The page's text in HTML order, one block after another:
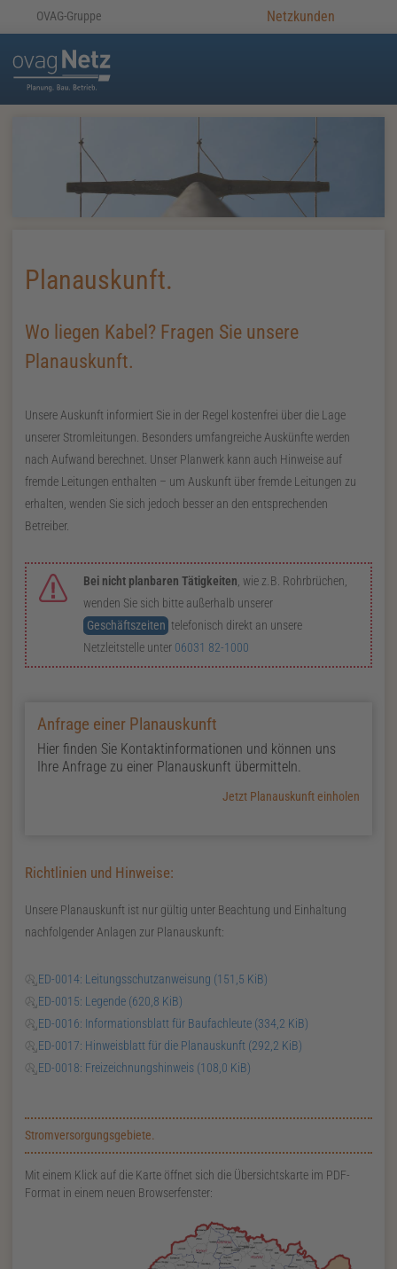
OVAG-Gruppe Netzkunden
Planauskunft.
Wo liegen Kabel? Fragen Sie unsere
Planauskunft.
Unsere Auskunft informiert Sie in der Regel kostenfrei über die Lage
unserer Stromleitungen. Besonders umfangreiche Auskünfte werden
nach Aufwand berechnet. Unser Planwerk kann auch Hinweise auf
fremde Leitungen enthalten – um Auskunft über fremde Leitungen zu
erhalten, wenden Sie sich jedoch besser an den entsprechenden
Betreiber.
Bei nicht planbaren Tätigkeiten, wie z. B. Rohrbrüchen,
wenden Sie sich bitte außerhalb unserer
Geschäftszeiten telefonisch direkt an unsere
Netzleitstelle unter 06031 82-1000
Anfrage einer Planauskunft
Hier finden Sie Kontaktinformationen und können uns
Ihre Anfrage zu einer Planauskunft übermitteln.
Jetzt Planauskunft einholen
Richtlinien und Hinweise:
Unsere Planauskunft ist nur gültig unter Beachtung und Einhaltung
nachfolgender Anlagen zur Planauskunft:
ED-0014: Leitungsschutzanweisung (151,5 KiB)
ED-0015: Legende (620,8 KiB)
ED-0016: Informationsblatt für Baufachleute (334,2 KiB)
ED-0017: Hinweisblatt für die Planauskunft (292,2 KiB)
ED-0018: Freizeichnungshinweis (108,0 KiB)
Zusatzinformationen zur Seite Planauskunft
Stromversorgungsgebiete.
Mit einem Klick auf die Karte öffnet sich die Übersichtskarte im PDF-
Format in einem neuen Browserfenster: